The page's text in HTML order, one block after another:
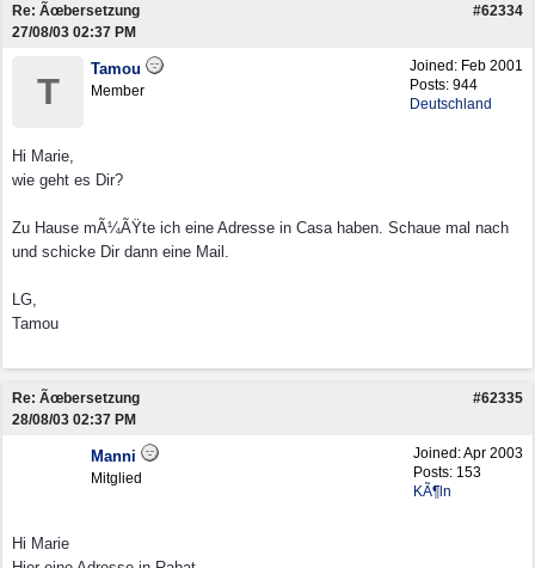
Re: Ãœbersetzung
#62334
27/08/03 02:37 PM
Joined: Feb 2001
Posts: 944
Deutschland
T
Tamou
Member
Hi Marie,
wie geht es Dir?
Zu Hause mÃ¼ÃŸte ich eine Adresse in Casa haben. Schaue mal nach
und schicke Dir dann eine Mail.
LG,
Tamou
Re: Ãœbersetzung
#62335
28/08/03 02:37 PM
Joined:Apr 2003
Posts: 153
KÃ¶ln
Manni
Mitglied
Hi Marie